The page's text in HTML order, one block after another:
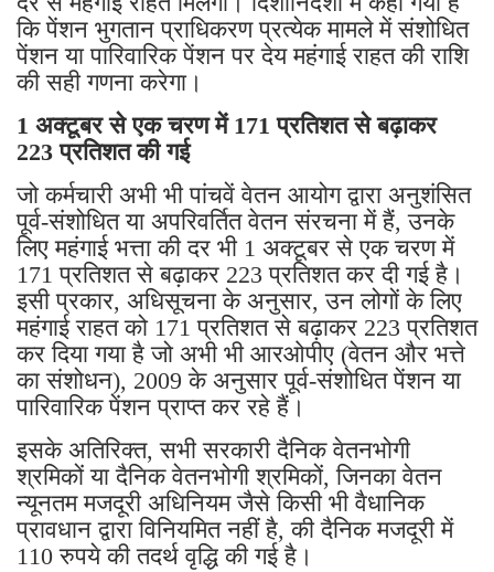
कि पेंशन भुगतान प्राधिकरण प्रत्येक मामले में संशोधित
पेंशन या पारिवारिक पेंशन पर देय महंगाई राहत की राशि
की सही गणना करेगा।
1 अक्टूबर से एक चरण में 171 प्रतिशत से बढ़ाकर
223 प्रतिशत की गई
जो कर्मचारी अभी भी पांचवें वेतन आयोग द्वारा अनुशंसित
पूर्व-संशोधित या अपरिवर्तित वेतन संरचना में हैं, उनके
लिए महंगाई भत्ता की दर भी 1 अक्टूबर से एक चरण में
171 प्रतिशत से बढ़ाकर 223 प्रतिशत कर दी गई है।
इसी प्रकार, अधिसूचना के अनुसार, उन लोगों के लिए
महंगाई राहत को 171 प्रतिशत से बढ़ाकर 223 प्रतिशत
कर दिया गया है जो अभी भी आरओपीए (वेतन और भत्ते
का संशोधन), 2009 के अनुसार पूर्व-संशोधित पेंशन या
पारिवारिक पेंशन प्राप्त कर रहे हैं।
इसके अतिरिक्त, सभी सरकारी दैनिक वेतनभोगी
श्रमिकों या दैनिक वेतनभोगी श्रमिकों, जिनका वेतन
न्यूनतम मजदूरी अधिनियम जैसे किसी भी वैधानिक
प्रावधान द्वारा विनियमित नहीं है, की दैनिक मजदूरी में
110 रुपये की तदर्थ वृद्धि की गई है।